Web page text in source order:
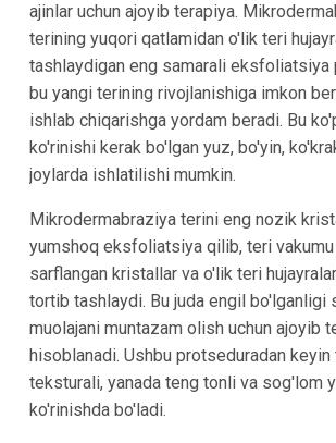
ajinlar uchun ajoyib terapiya.
terining yuqori qatlamidan o'lik teri
tashlaydigan eng samarali eksfoliatsiya
bu yangi terining rivojlanishiga imkon
ishlab chiqarishga yordam beradi. Bu
ko'rinishi kerak bo'lgan yuz, bo'yin,
joylarda ishlatilishi mumkin.
Mikrodermabraziya terini eng nozik
yumshoq eksfoliatsiya qilib, teri
sarflangan kristallar va o'lik teri
tortib tashlaydi. Bu juda engil bo'lganligi
muolajani muntazam olish uchun ajoyib
hisoblanadi. Ushbu protseduradan
teksturali, yanada teng tonli va sog'lom
ko'rinishda bo'ladi.